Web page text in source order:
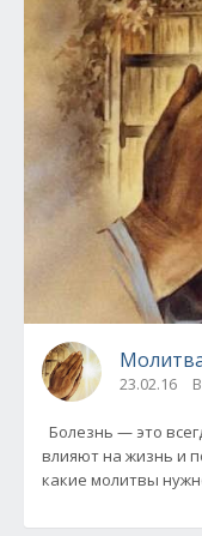
23.02.16
Болезнь — это
влияют на жизнь и
какие молитвы